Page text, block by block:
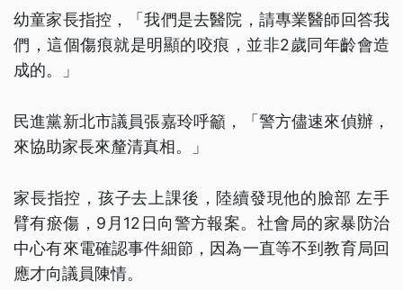
幼童家長指控，「我們是去醫院，請專業醫師回答我
們，這個傷痕就是明顯的咬痕，並非2歲同年齡會造
成的。」
民進黨新北市議員張嘉玲呼籲，「警方儘速來偵辦，
來協助家長來釐清真相。」
家長指控，孩子去上課後，陸續發現他的臉部 左手
臂有瘀傷，9月12日向警方報案。社會局的家暴防治
中心有來電確認事件細節，因為一直等不到教育局回
應才向議員陳情。